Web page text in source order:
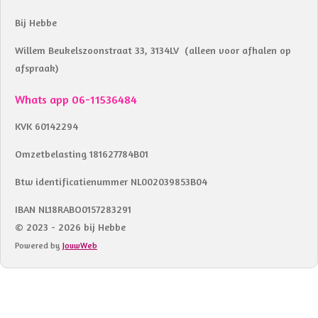
Bij Hebbe
Willem Beukelszoonstraat 33, 3134LV (alleen voor afhalen op
afspraak)
Whats app 06-11536484
KVK 60142294
Omzetbelasting 181627784B01
Btw identificatienummer NL002039853B04
IBAN NL18RABO0157283291
© 2023 - 2026 bij Hebbe
Powered by JouwWeb